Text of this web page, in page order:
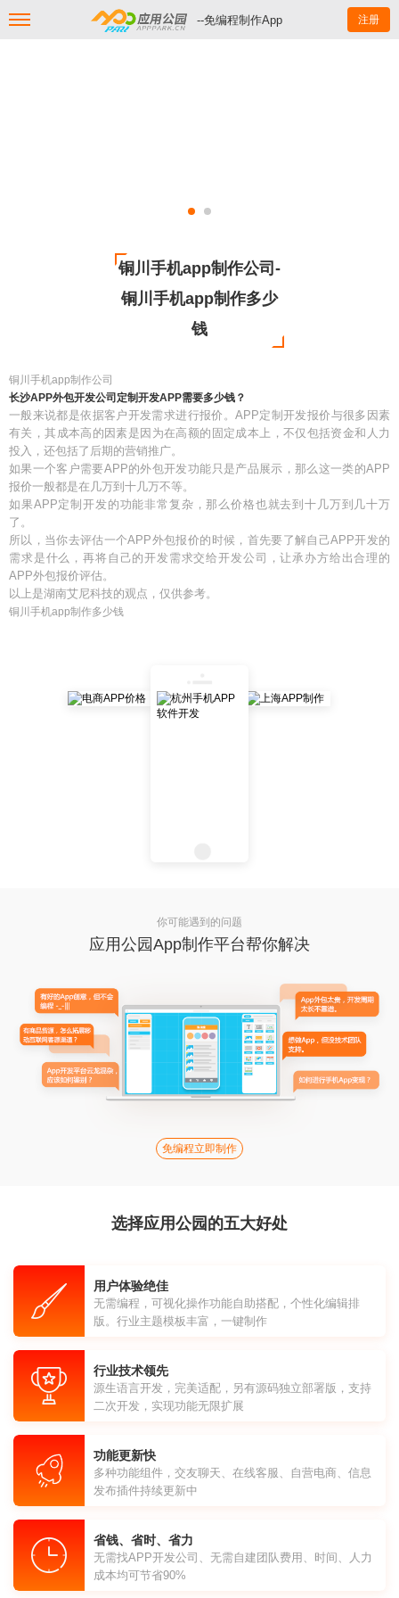
--免编程制作App 注册
铜川手机app制作公司-
铜川手机app制作多少
钱
铜川手机app制作公司
长沙APP外包开发公司定制开发APP需要多少钱？
一般来说都是依据客户开发需求进行报价。APP定制开发报价与很多因素
有关，其成本高的因素是因为在高额的固定成本上，不仅包括资金和人力
投入，还包括了后期的营销推广。
如果一个客户需要APP的外包开发功能只是产品展示，那么这一类的APP
报价一般都是在几万到十几万不等。
如果APP定制开发的功能非常复杂，那么价格也就去到十几万到几十万
了。
所以，当你去评估一个APP外包报价的时候，首先要了解自己APP开发的
需求是什么，再将自己的开发需求交给开发公司，让承办方给出合理的
APP外包报价评估。
以上是湖南艾尼科技的观点，仅供参考。
铜川手机app制作多少钱
你可能遇到的问题
应用公园App制作平台帮你解决
免编程立即制作
选择应用公园的五大好处
用户体验绝佳
无需编程，可视化操作功能自助搭配，个性化编辑排
版。行业主题模板丰富，一键制作
行业技术领先
源生语言开发，完美适配，另有源码独立部署版，支持
二次开发，实现功能无限扩展
功能更新快
多种功能组件，交友聊天、在线客服、自营电商、信息
发布插件持续更新中
省钱、省时、省力
无需找APP开发公司、无需自建团队费用、时间、人力
成本均可节省90%